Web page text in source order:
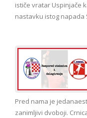
ističe vratar Uspinjače
nastavku istog napada
Pred nama je
zanimljivi dvoboji.